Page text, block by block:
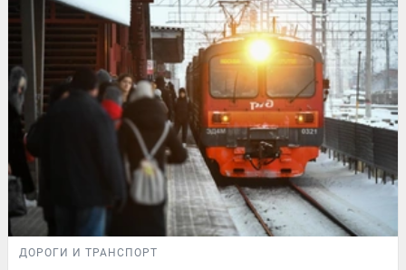
ДОРОГИ И ТРАНСПОРТ